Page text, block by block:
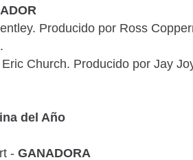
Producido por Ross
Church. Producido por Jay
del Año
- GANADORA